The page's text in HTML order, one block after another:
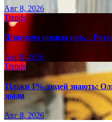
Авг 8, 2026
Trends
Шокуюча правда про…
Авг 8, 2026
Trends
Тільки 1% людей знають:
зради
Авг 8, 2026